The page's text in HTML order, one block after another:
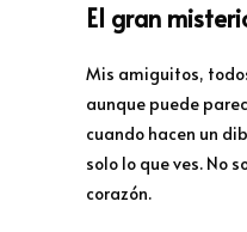
El gran
Mis amiguitos,
aunque puede
cuando hacen un
solo lo que ves. No
corazón.